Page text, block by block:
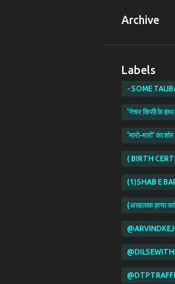
Archive
Labels
- SOME
'नेचर किसी के हाथ
'मारो-मारो' का
( BIRTH
(1)SHAB E
(अखलाक हत्या